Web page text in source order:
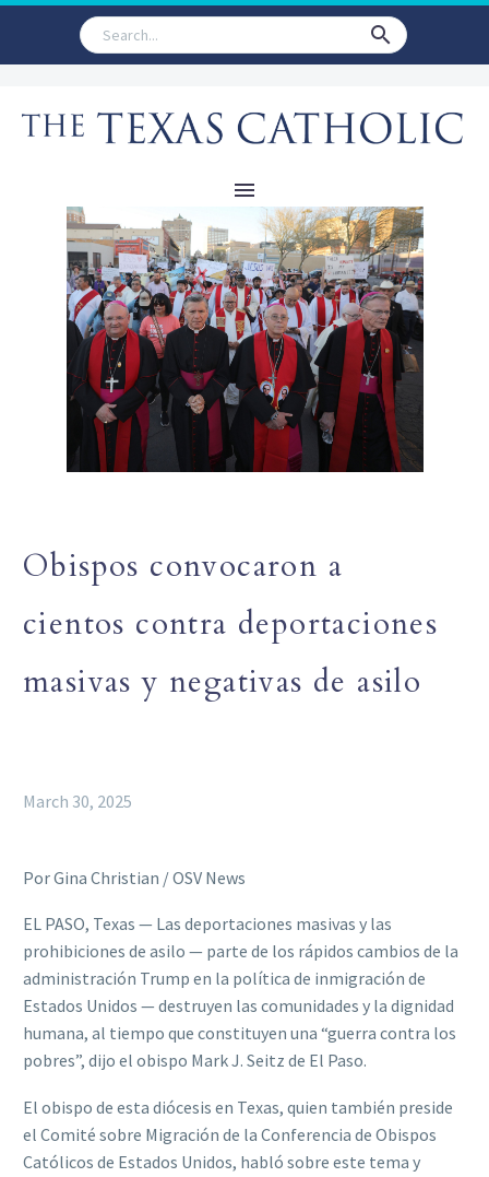
Obispos convocaron a
cientos contra deportaciones
masivas y negativas de asilo
March 30, 2025
Por Gina Christian / OSV News
EL PASO, Texas — Las deportaciones masivas y las
prohibiciones de asilo — parte de los rápidos cambios de la
administración Trump en la política de inmigración de
Estados Unidos — destruyen las comunidades y la dignidad
humana, al tiempo que constituyen una “guerra contra los
pobres”, dijo el obispo Mark J. Seitz de El Paso.
El obispo de esta diócesis en Texas, quien también preside
el Comité sobre Migración de la Conferencia de Obispos
Católicos de Estados Unidos, habló sobre este tema y